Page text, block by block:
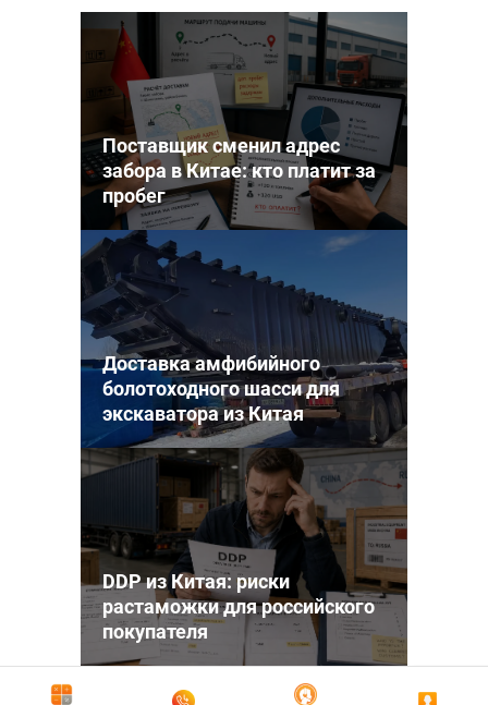
Поставщик сменил адрес
забора в Китае: кто платит за
пробег
Доставка амфибийного
болотоходного шасси для
экскаватора из Китая
DDP из Китая: риски
растаможки для российского
покупателя
Нажмите, чтобы активировать карту